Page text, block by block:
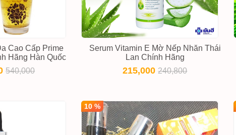
Cao Cấp Prime
Hãng Hàn Quốc
540,000
Serum Vitamin E Mờ Nếp Nhăn Thái
Lan Chính Hãng
215,000240,800
10 %